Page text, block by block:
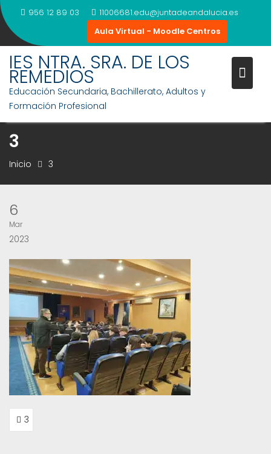
Saltar
al
contenido
956 12 89 03
11006681.edu@juntadeandalucia.es
Aula Virtual - Moodle Centros
IES NTRA. SRA. DE LOS
REMEDIOS
Educación Secundaria, Bachillerato, Adultos y
Formación Profesional
3
Inicio 3
6
Mar
2023
NAVEGACIÓN
DE3